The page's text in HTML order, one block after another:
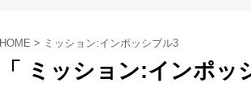
HOME > ミッション:インポッシブル3
「 ミッション:インポッ